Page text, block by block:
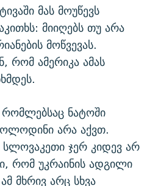
მას მოუწევს
მიიღებს თუ არა
მოწვევას.
რომ ამერიკა ამას
ნატოში
არა აქვთ.
ჯერ კიდევ არ
რომ უკრაინის ადგილი
მხრივ არც სხვა